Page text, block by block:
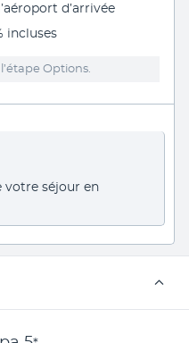
d’arrivée
incluses
Options.
votre séjour en